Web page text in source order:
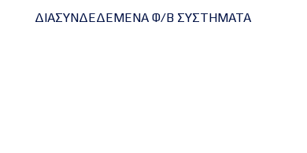
ΔΙΑΣΥΝΔΕΔΕΜΕΝΑ Φ/Β ΣΥΣΤΗΜΑΤΑ